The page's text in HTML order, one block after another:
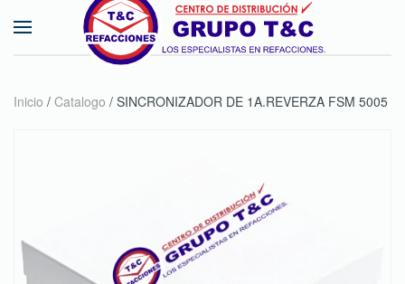
Skip to main content
Inicio / Catalogo / SINCRONIZADOR DE 1A.REVERZA FSM 5005